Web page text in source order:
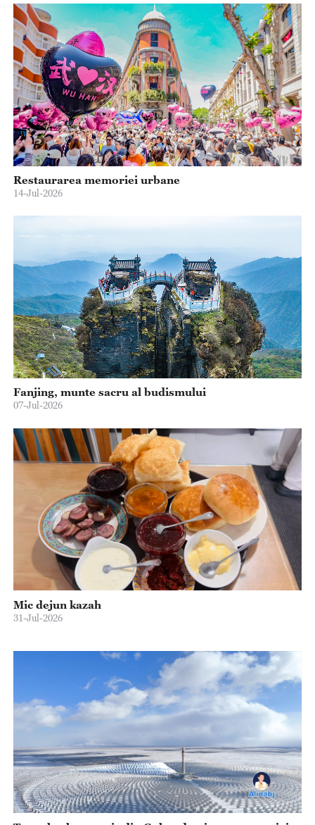
Restaurarea memoriei urbane
14-Jul-2026
Fanjing, munte sacru al budismului
07-Jul-2026
Mic dejun kazah
31-Jul-2026